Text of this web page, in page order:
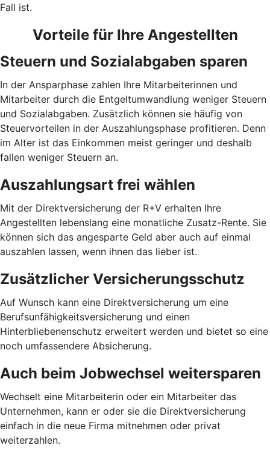
Fall ist.
Vorteile für Ihre Angestellten
Steuern und Sozialabgaben sparen
In der Ansparphase zahlen Ihre Mitarbeiterinnen und
Mitarbeiter durch die Entgeltumwandlung weniger Steuern
und Sozialabgaben. Zusätzlich können sie häufig von
Steuervorteilen in der Auszahlungsphase profitieren. Denn
im Alter ist das Einkommen meist geringer und deshalb
fallen weniger Steuern an.
Auszahlungsart frei wählen
Mit der Direktversicherung der R+V erhalten Ihre
Angestellten lebenslang eine monatliche Zusatz-Rente. Sie
können sich das angesparte Geld aber auch auf einmal
auszahlen lassen, wenn ihnen das lieber ist.
Zusätzlicher Versicherungsschutz
Auf Wunsch kann eine Direktversicherung um eine
Berufsunfähigkeitsversicherung und einen
Hinterbliebenenschutz erweitert werden und bietet so eine
noch umfassendere Absicherung.
Auch beim Jobwechsel weitersparen
Wechselt eine Mitarbeiterin oder ein Mitarbeiter das
Unternehmen, kann er oder sie die Direktversicherung
einfach in die neue Firma mitnehmen oder privat
weiterzahlen.